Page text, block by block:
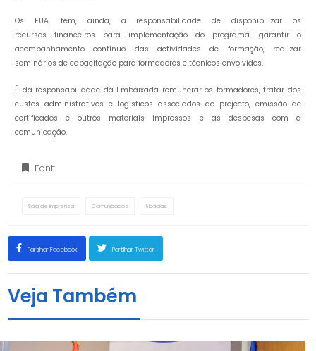
Os EUA, têm, ainda, a responsabilidade de disponibilizar os
recursos financeiros para implementação do programa, garantir o
acompanhamento contínuo das actividades de formação, realizar
seminários de capacitação para formadores e técnicos envolvidos.
É da responsabilidade da Embaixada remunerar os formadores, tratar dos
custos administrativos e logísticos associados ao projecto, emissão de
certificados e outros materiais impressos e as despesas com a
comunicação.
Font:
Sala de Imprensa Comunicados Notícias
Partilhar Facebook Partilhar Twitter
Veja Também